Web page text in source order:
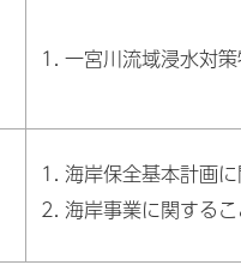
一宮川流域浸水対
海岸保全基本計画
海岸事業に関する